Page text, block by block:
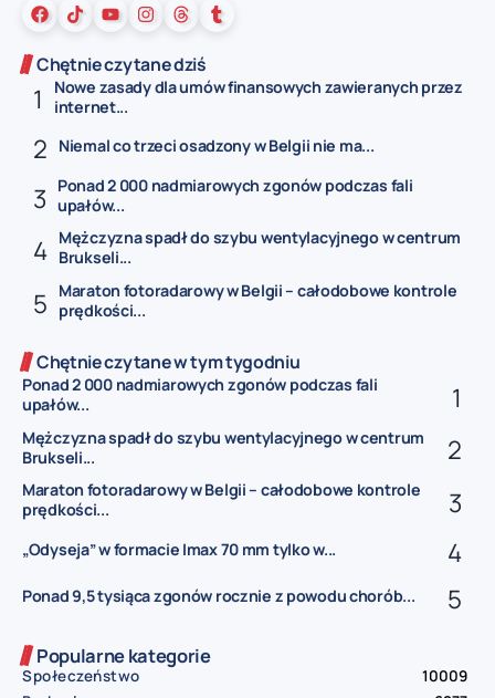
Chętnie czytane dziś
Nowe zasady dla umów finansowych zawieranych przez
internet...
Niemal co trzeci osadzony w Belgii nie ma...
Ponad 2 000 nadmiarowych zgonów podczas fali
upałów...
Mężczyzna spadł do szybu wentylacyjnego w centrum
Brukseli...
Maraton fotoradarowy w Belgii – całodobowe kontrole
prędkości...
Chętnie czytane w tym tygodniu
Ponad 2 000 nadmiarowych zgonów podczas fali
upałów...
Mężczyzna spadł do szybu wentylacyjnego w centrum
Brukseli...
Maraton fotoradarowy w Belgii – całodobowe kontrole
prędkości...
„Odyseja” w formacie Imax 70 mm tylko w...
Ponad 9,5 tysiąca zgonów rocznie z powodu chorób...
Popularne kategorie
Społeczeństwo
10009